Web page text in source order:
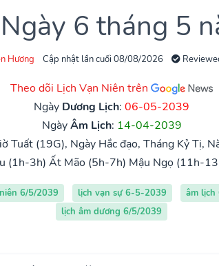
6 tháng 5
Hương Cập nhật lần cuối 08/08/2026
Theo dõi Lịch Vạn Niên trên
Ngày Dương Lịch: 06-05-2039
NgàyÂm Lịch: 14-04-2039
Tuất (19G), Ngày Hắc đạo, Tháng Kỷ Tị,
(1h-3h) Ất Mão (5h-7h) Mậu Ngọ (11h-
6/5/2039 lịch vạn sự 6-5-2039 âm lịch
lịch âm dương 6/5/2039